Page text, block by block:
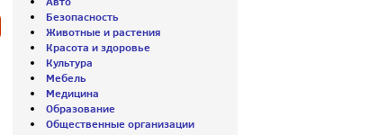
Безопасность
Животные и растения
Красота и здоровье
Культура
Мебель
Медицина
Образование
Общественные организации